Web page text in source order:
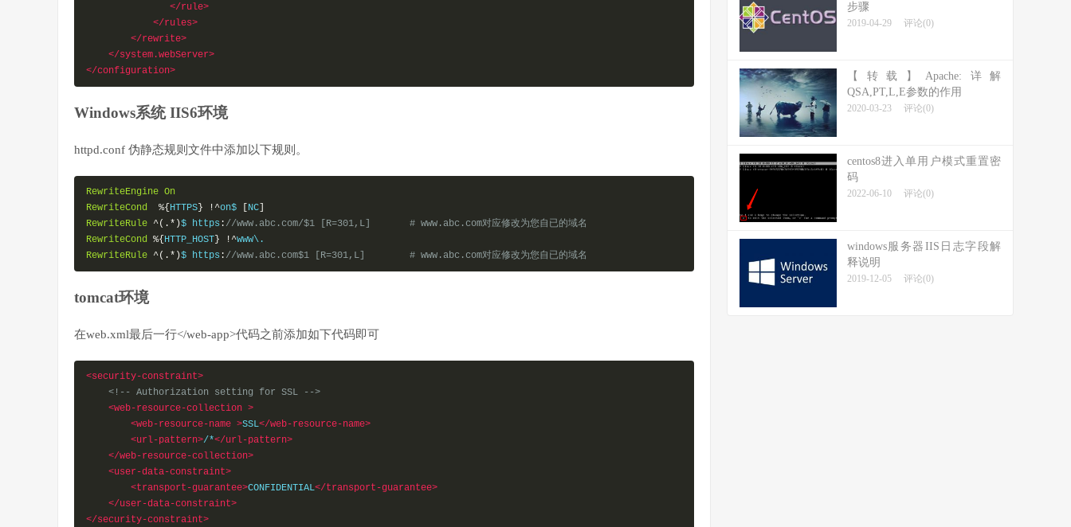
</rule>
</rules>
</rewrite>
</system.webServer>
</configuration>
Windows系统 IIS6环境
httpd.conf 伪静态规则文件中添加以下规则。
RewriteEngine On
RewriteCond
%{ HTTPS } !^on$ NC
RewriteRule ^(.*)$ https : //www.abc.com/$1 [R=301,L]       # www.abc.com对应修改为您自已的域名
RewriteCond %{ HTTP_HOST } !^
RewriteRule ^(.*)$ https : //www.abc.com$1 [R=301,L]        # www.abc.com对应修改为您自已的域名
tomcat环境
在web.xml最后一行</web-app>代码之前添加如下代码即可
<security-constraint>
<!-- Authorization setting for SSL -->
<web-resource-collection >
<web-resource-name >SSL</web-resource-name>
<url-pattern>/*</url-pattern>
</web-resource-collection>
<user-data-constraint>
<transport-guarantee>CONFIDENTIAL</transport-guarantee>
</user-data-constraint>
</security-constraint>
步骤
2019-04-29 评论(0)
【转载】Apache:详解
QSA,PT,L,E参数的作用
2020-03-23 评论(0)
centos8进入单用户模式重置密
码
2022-06-10 评论(0)
windows服务器IIS日志字段解
释说明
2019-12-05 评论(0)